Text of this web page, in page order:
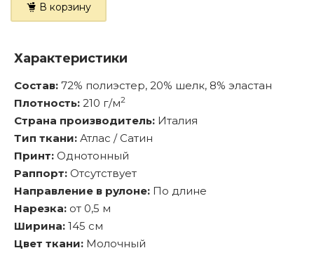
В корзину
Характеристики
Состав: 72% полиэстер, 20% шелк, 8% эластан
Плотность: 210 г/м2
Страна производитель: Италия
Тип ткани: Атлас / Сатин
Принт: Однотонный
Раппорт: Отсутствует
Направление в рулоне: По длине
Нарезка: от 0,5 м
Ширина: 145 см
Цвет ткани: Молочный